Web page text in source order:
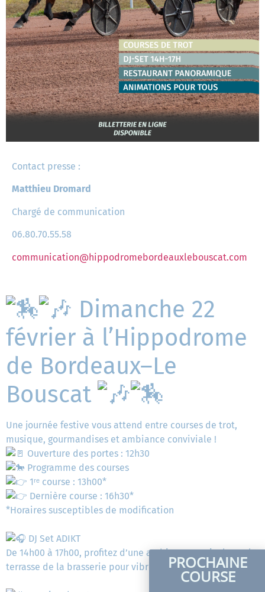
Contact presse :
Matthieu Dromard
Chargé de communication
06.80.70.55.58
communication@hippodromebordeauxlebouscat.com
Dimanche 22
février à l’Hippodrome
de Bordeaux–Le
Bouscat
Une journée festive vous attend entre courses de trot,
musique, gourmandises et ambiance conviviale !
Ouverture des portes : 12h30
Programme des courses
1ʳᵉ course : 13h00*
Dernière course : 16h30*
*Horaires susceptibles de modification
DJ Set ADIKT
De 14h00 à 17h00, profitez d’une ambiance musicale sur la
terrasse de la brasserie pour vibrer autour d’un verre !
PROCHAINE
COURSE